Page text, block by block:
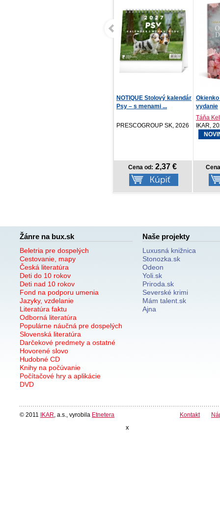
Okienko do snov, 3.
vydanie
IKAR, 2026
Cena od:13,42 €
Malá
Jana
Red,
Žánre na bux.sk
Beletria pre dospelých
Cestovanie, mapy
Česká literatúra
Deti do 10 rokov
Deti nad 10 rokov
Fond na podporu umenia
Jazyky, vzdelanie
Literatúra faktu
Odborná literatúra
Populárne náučná pre dospelých
Slovenská literatúra
Darčekové predmety a ostatné
Hovorené slovo
Hudobné CD
Knihy na počúvanie
Počítačové hry a aplikácie
DVD
Naše projekty
Luxusná knižnica
Stonozka.sk
Odeon
Yoli.sk
Priroda.sk
Severské krimi
Mám talent.sk
Ajna
© 2011 IKAR , a.s., vyrobila Etnetera Kontakt
x